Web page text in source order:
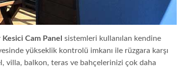
Cam Panel sistemleri kullanılan kendine
yükseklik kontrolü imkanı ile rüzgara karşı
villa, balkon, teras ve bahçelerinizi çok daha